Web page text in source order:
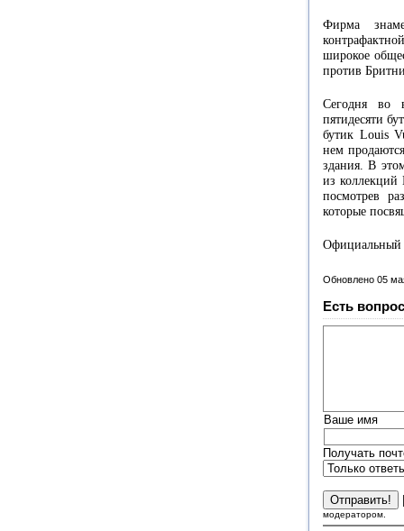
Фирма
широкое
против
Сегодня во
пятидесяти
бутик Louis
нем
здания. В
из коллекций
посмотрев
которые
Официальный
Обновлено 05
Есть
Ваше имя
Получать
модератором.